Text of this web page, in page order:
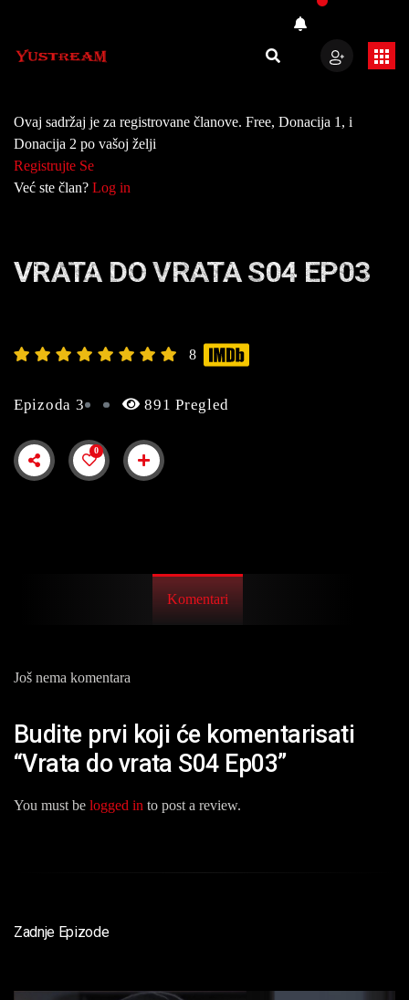
Ovaj sadržaj je za registrovane članove. Free, Donacija 1, i
Donacija 2 po vašoj želji
Registrujte Se
Već ste član? Log in
VRATA DO VRATA S04 EP03
8
Epizoda 3 891 Pregled
0
Komentari
Još nema komentara
Budite prvi koji će komentarisati
“Vrata do vrata S04 Ep03”
You must be logged in to post a review.
Zadnje Epizode